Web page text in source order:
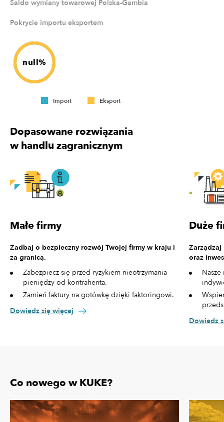
Saldo wymiany towarowej Polska-Gambia
Pokrycie importu eksportem
null%
Import Eksport
Dopasowane rozwiązania
w handlu zagranicznym
Małe firmy
Zadbaj o bezpieczny rozwój Twojej firmy w kraju i
za granicą.
Zabezpiecz się przed ryzykiem nieotrzymania
pieniędzy od kontrahenta.
Zamień faktury na gotówkę dzięki faktoringowi.
Dowiedz się więcej
Duże
oraz
Dowiedz
Co nowego w KUKE?